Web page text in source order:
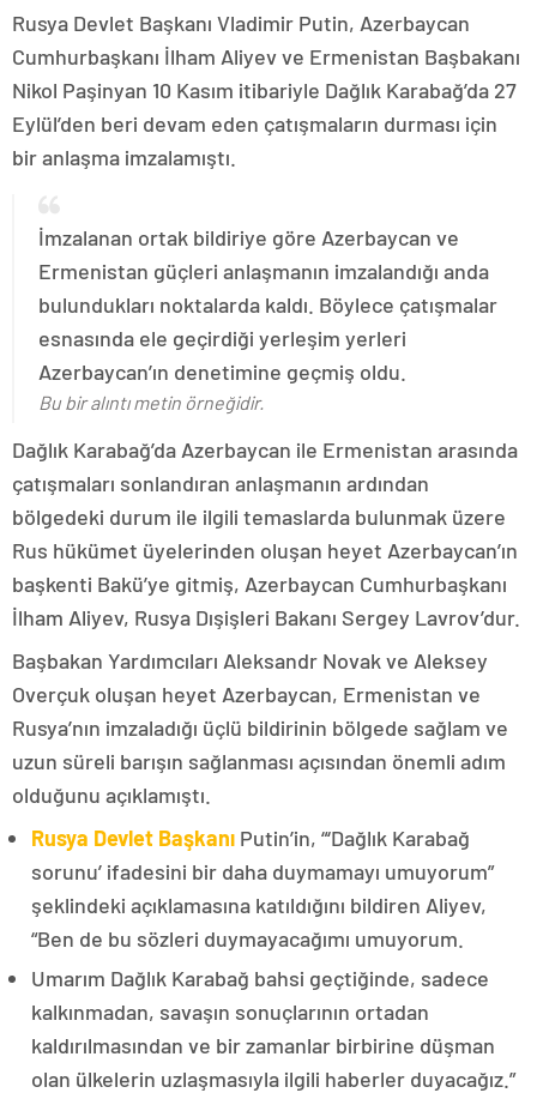
Rusya Devlet Başkanı Vladimir Putin, Azerbaycan
Cumhurbaşkanı İlham Aliyev ve Ermenistan Başbakanı
Nikol Paşinyan 10 Kasım itibariyle Dağlık Karabağ’da 27
Eylül’den beri devam eden çatışmaların durması için
bir anlaşma imzalamıştı.
İmzalanan ortak bildiriye göre Azerbaycan ve
Ermenistan güçleri anlaşmanın imzalandığı anda
bulundukları noktalarda kaldı. Böylece çatışmalar
esnasında ele geçirdiği yerleşim yerleri
Azerbaycan’ın denetimine geçmiş oldu.
Bu bir alıntı metin örneğidir.
Dağlık Karabağ’da Azerbaycan ile Ermenistan arasında
çatışmaları sonlandıran anlaşmanın ardından
bölgedeki durum ile ilgili temaslarda bulunmak üzere
Rus hükümet üyelerinden oluşan heyet Azerbaycan’ın
başkenti Bakü’ye gitmiş, Azerbaycan Cumhurbaşkanı
İlham Aliyev, Rusya Dışişleri Bakanı Sergey Lavrov’dur.
Başbakan Yardımcıları Aleksandr Novak ve Aleksey
Overçuk oluşan heyet Azerbaycan, Ermenistan ve
Rusya’nın imzaladığı üçlü bildirinin bölgede sağlam ve
uzun süreli barışın sağlanması açısından önemli adım
olduğunu açıklamıştı.
Rusya Devlet Başkanı Putin’in, “‘Dağlık Karabağ
sorunu’ ifadesini bir daha duymamayı umuyorum”
şeklindeki açıklamasına katıldığını bildiren Aliyev,
“Ben de bu sözleri duymayacağımı umuyorum.
Umarım Dağlık Karabağ bahsi geçtiğinde, sadece
kalkınmadan, savaşın sonuçlarının ortadan
kaldırılmasından ve bir zamanlar birbirine düşman
olan ülkelerin uzlaşmasıyla ilgili haberler duyacağız.”